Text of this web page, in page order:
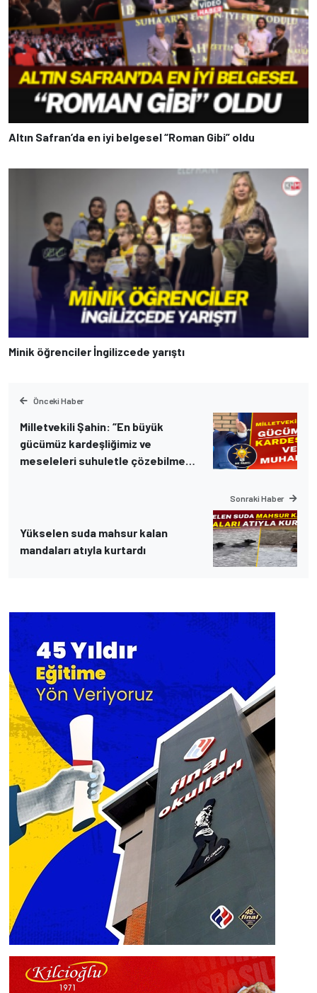
Altın Safran’da en iyi belgesel “Roman Gibi” oldu
Minik öğrenciler İngilizcede yarıştı
Önceki Haber
Milletvekili Şahin: “En büyük
gücümüz kardeşliğimiz ve
meseleleri suhuletle çözebilme
Sonraki Haber
Yükselen suda mahsur kalan
mandaları atıyla kurtardı